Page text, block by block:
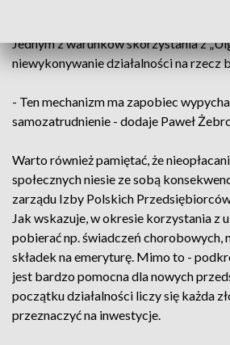
Jednym z warunków skorzystania z
niewykonywanie działalności na rzecz
- Ten mechanizm ma zapobiec
samozatrudnienie - dodaje Paweł
Warto również pamiętać, że
społecznych niesie ze sobą
zarządu Izby Polskich
Jak wskazuje, w okresie korzystania z
pobierać np. świadczeń chorobowych,
składek na emeryturę. Mimo to -
jest bardzo pomocna dla nowych
początku działalności liczy się każda
przeznaczyć na inwestycje.